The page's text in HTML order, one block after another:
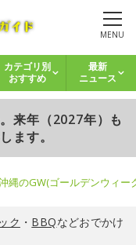
MENU
カテゴリ別
おすすめ
最新
ニュース
来年（2027年）も
ます。
縄のGW(ゴールデンウィ
ク ・ BBQなどおでかけ